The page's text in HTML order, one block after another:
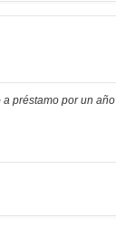
préstamo por un